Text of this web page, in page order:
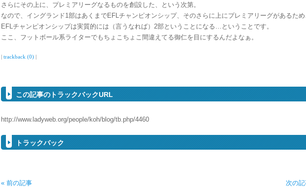
さらにその上に、プレミアリーグなるものを創設した、という次第。
なので、イングランド1部はあくまでEFLチャンピオンシップ、そのさらに上にプレミアリーグがあるため
EFLチャンピオンシップは実質的には（言うなれば）2部ということになる…ということです。
ここ、フットボール系ライターでもちょこちょこ間違えてる御仁を目にするんだよなぁ。
| trackback (0) |
この記事のトラックバックURL
http://www.ladyweb.org/people/koh/blog/tb.php/4460
トラックバック
« 前の記事 次の